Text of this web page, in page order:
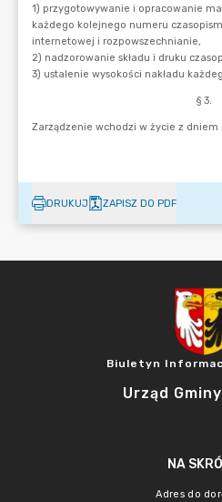
DRUKUJ ZAPISZ DO PDF
Biuletyn
Urząd
NA
Adres do